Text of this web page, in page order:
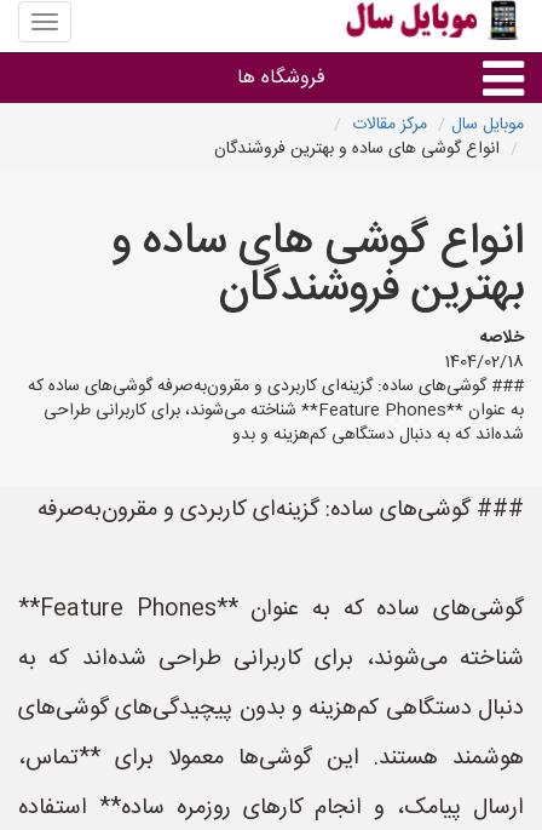
منوی
سایت
سال
فروشگاه ها
موبایل و تبلت
سایر گروه ها
فروشگاه های موبایل
موبایل سال
مرکز مقالات
انواع گوشی های ساده و بهترین فروشندگان
انواع گوشی های ساده و
بهترین فروشندگان
خلاصه
1404/02/18
### گوشی‌های ساده: گزینه‌ای کاربردی و مقرون‌به‌صرفه گوشی‌های ساده که
به عنوان **Feature Phones** شناخته می‌شوند، برای کاربرانی طراحی
شده‌اند که به دنبال دستگاهی کم‌هزینه و بدو
### گوشی‌های ساده: گزینه‌ای کاربردی و مقرون‌به‌صرفه
گوشی‌های ساده که به عنوان **Feature Phones**
شناخته می‌شوند، برای کاربرانی طراحی شده‌اند که به
دنبال دستگاهی کم‌هزینه و بدون پیچیدگی‌های گوشی‌های
هوشمند هستند. این گوشی‌ها معمولا برای **تماس،
ارسال پیامک، و انجام کارهای روزمره ساده** استفاده